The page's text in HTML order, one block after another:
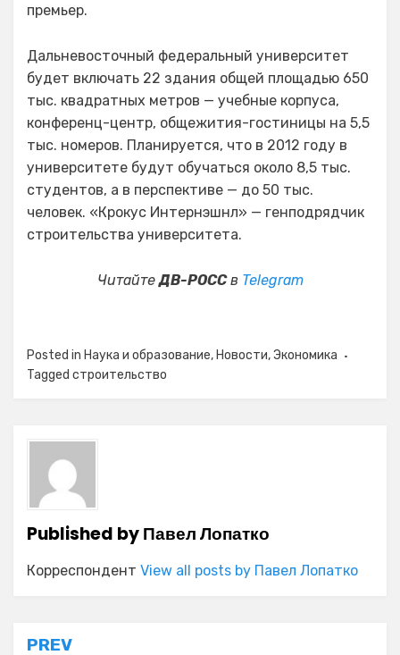
премьер.
Дальневосточный федеральный университет
будет включать 22 здания общей площадью 650
тыс. квадратных метров — учебные корпуса,
конференц-центр, общежития-гостиницы на 5,5
тыс. номеров. Планируется, что в 2012 году в
университете будут обучаться около 8,5 тыс.
студентов, а в перспективе — до 50 тыс.
человек. «Крокус Интернэшнл» — генподрядчик
строительства университета.
ЧитайтеДВ-РОССв Telegram
Posted in Наука и образование, Новости,Экономика
Tagged строительство
Published byПавел Лопатко
Корреспондент View all posts by Павел Лопатко
PREV